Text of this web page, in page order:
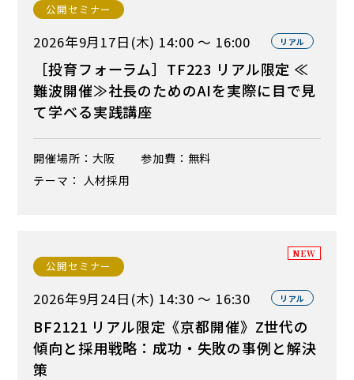
公開セミナー
2026年9月17日(木) 14:00 ～ 16:00 リアル
［投育フォーラム］TF223 リアル限定 ≪
難波開催≫社長のためのAIを実際に目で見
て学べる実践講座
開催場所：大阪
参加費：無料
テーマ： 人材採用
NEW
公開セミナー
2026年9月24日(木) 14:30 ～ 16:30 リアル
BF2121 リアル限定《京都開催》Z世代の
傾向と採用戦略：成功・失敗の事例と解決
策